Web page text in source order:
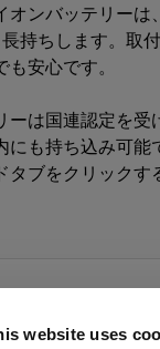
website uses
オンバッテリーは
持ちします。取
安心です。
ーは国連認定を受
にも持ち込み可能
ブをクリックす